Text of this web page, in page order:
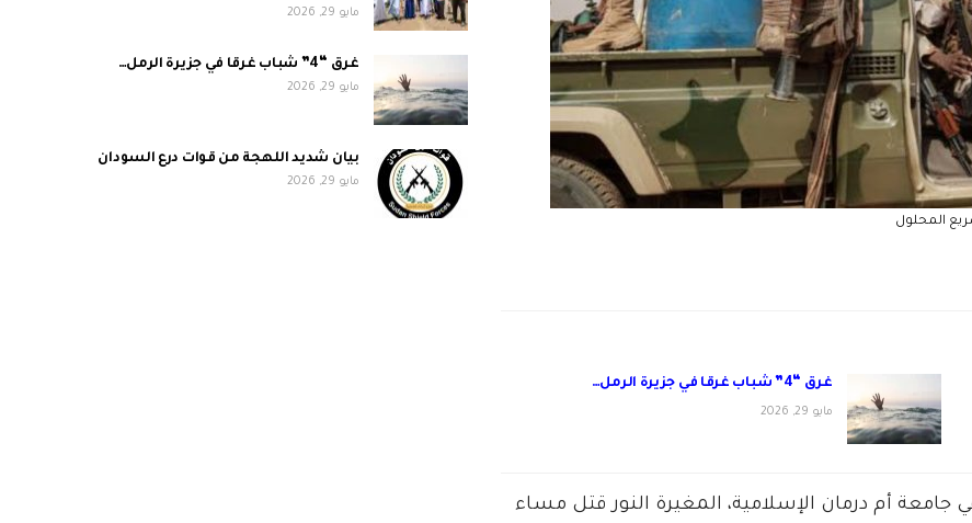
المحلول
غرق “4” شباب غرقا في جزيرة الرمل…
مايو 29, 2026
أم درمان الإسلامية، المغيرة النور قتل مساء
مايو 29, 2026
غرق “4” شباب غرقا في جزيرة الرمل…
مايو 29, 2026
بيان شديد اللهجة من قوات درع السودان
مايو 29, 2026